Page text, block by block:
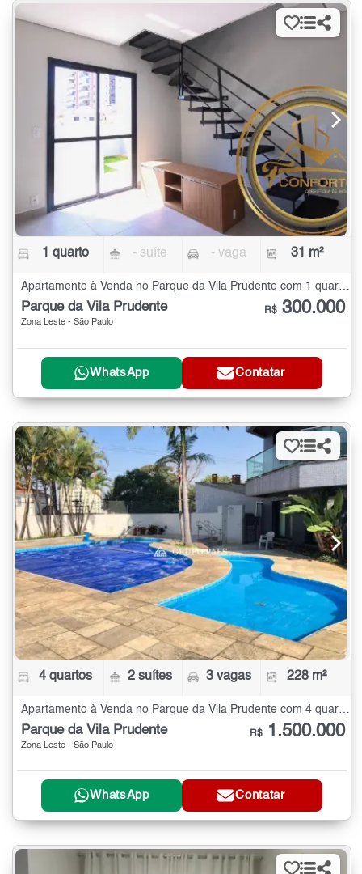
1 quarto - suíte - vaga 31 m²
Apartamento à Venda no Parque da Vila Prudente com 1 quarto - 31 m²
Parque da Vila Prudente
Zona Leste - São Paulo
R$ 300.000
WhatsApp Contatar
4 quartos 2 suítes 3 vagas 228 m²
Parque da Vila Prudente
Zona Leste - São Paulo
R$ 1.500.000
WhatsApp Contatar